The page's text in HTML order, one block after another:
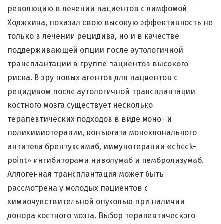
революцию в лечении пациентов с лимфомой
Ходжкина, показал свою высокую эффективность не
только в лечении рецидива, но и в качестве
поддерживающей опции после аутологичной
трансплантации в группе пациентов высокого
риска. В эру новых агентов для пациентов с
рецидивом после аутологичной трансплантации
костного мозга существует несколько
терапевтических подходов в виде моно- и
полихимиотерапии, конъюгата моноклонального
антитела брентуксимаб, иммунотерапии «check-
point» ингибиторами ниволумаб и пембролизумаб.
Аллогенная трансплантация может быть
рассмотрена у молодых пациентов с
химиочувствительной опухолью при наличии
донора костного мозга. Выбор терапевтического